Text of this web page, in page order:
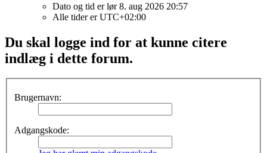
Dato og tid er lør 8. aug 2026 20:57
Alle tider erUTC+02:00
Du skal logge ind for at kunne citere
indlæg i dette forum.
Brugernavn:
Adgangskode: